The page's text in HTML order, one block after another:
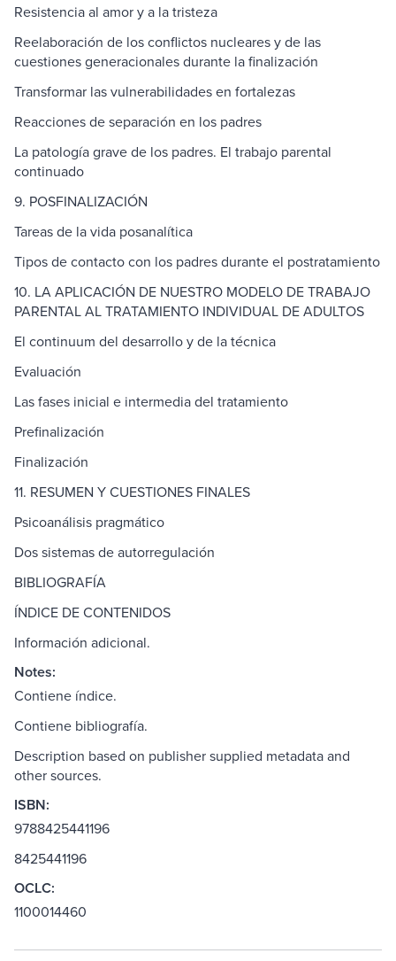
Resistencia al amor y a la tristeza
Reelaboración de los conflictos nucleares y de las
cuestiones generacionales durante la finalización
Transformar las vulnerabilidades en fortalezas
Reacciones de separación en los padres
La patología grave de los padres. El trabajo parental
continuado
9. POSFINALIZACIÓN
Tareas de la vida posanalítica
Tipos de contacto con los padres durante el postratamiento
10. LA APLICACIÓN DE NUESTRO MODELO DE TRABAJO
PARENTAL AL TRATAMIENTO INDIVIDUAL DE ADULTOS
El continuum del desarrollo y de la técnica
Evaluación
Las fases inicial e intermedia del tratamiento
Prefinalización
Finalización
11. RESUMEN Y CUESTIONES FINALES
Psicoanálisis pragmático
Dos sistemas de autorregulación
BIBLIOGRAFÍA
ÍNDICE DE CONTENIDOS
Información adicional.
Notes:
Contiene índice.
Contiene bibliografía.
Description based on publisher supplied metadata and
other sources.
ISBN:
9788425441196
8425441196
OCLC:
1100014460